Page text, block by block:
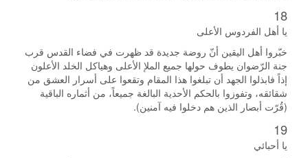
18
يا أهل الفردوس الأعلى
خبّروا أهل اليقين أنّ روضة جديدة قد ظهرت في فضاء القدس قرب
جنة الرّضوان يطوف حولها جميع الملإ الأعلى وهياكل الخلد الأعلون
إذاً فابذلوا الجهد أن تبلغوا هذا المقام وتقعوا على أسرار العشق من
شقائقه، وتفوزوا بالحكم الأحدية البالغة جميعاً، من أثماره الباقية
(قُرّت أبصار الذين هم دخلوا فيه آمنين).
19
يا أحبائي